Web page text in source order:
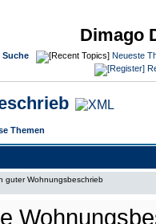
Dimago
Suche
Neueste
Themen
guter Wohnungsbeschrieb